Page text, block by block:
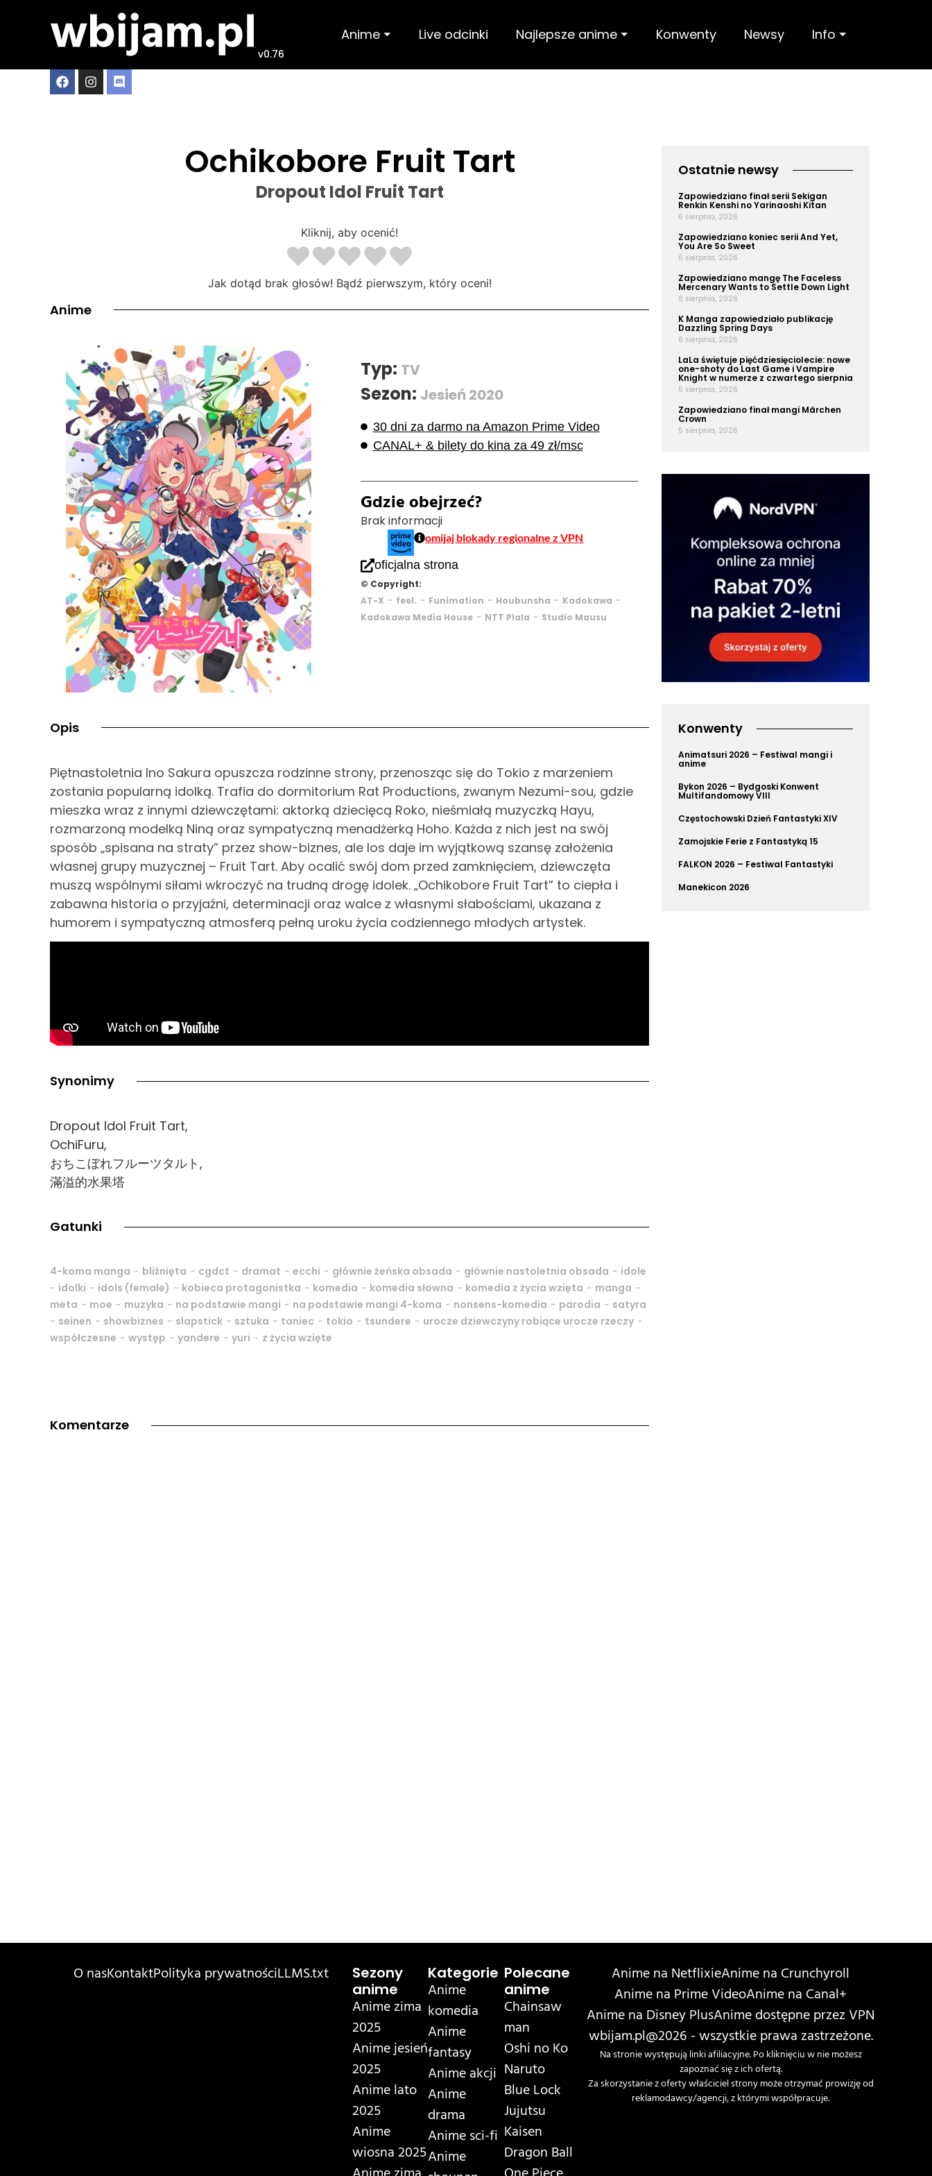
v0.76
Anime ⏷ Live odcinki Najlepsze anime ⏷ Konwenty Newsy Info ⏷
Ochikobore Fruit Tart
Dropout Idol Fruit Tart
Kliknij, aby ocenić!
Jak dotąd brak głosów! Bądź pierwszym, który oceni!
Anime
Typ: TV
Sezon: Jesień 2020
30 dni za darmo na Amazon Prime Video
CANAL+ & bilety do kina za 49 zł/msc
Gdzie obejrzeć?
Brak informacji
omijaj blokady regionalne z VPN
oficjalna strona
© Copyright:
AT-X - feel. - Funimation - Houbunsha - Kadokawa -
Kadokawa Media House - NTT Plala - Studio Mausu
Opis
Piętnastoletnia Ino Sakura opuszcza rodzinne strony, przenosząc się do Tokio z marzeniem
zostania popularną idolką. Trafia do dormitorium Rat Productions, zwanym Nezumi-sou, gdzie
mieszka wraz z innymi dziewczętami: aktorką dziecięcą Roko, nieśmiałą muzyczką Hayu,
rozmarzoną modelką Niną oraz sympatyczną menadżerką Hoho. Każda z nich jest na swój
sposób „spisana na straty” przez show-biznes, ale los daje im wyjątkową szansę założenia
własnej grupy muzycznej – Fruit Tart. Aby ocalić swój dom przed zamknięciem, dziewczęta
muszą wspólnymi siłami wkroczyć na trudną drogę idolek. „Ochikobore Fruit Tart” to ciepła i
zabawna historia o przyjaźni, determinacji oraz walce z własnymi słabościami, ukazana z
humorem i sympatyczną atmosferą pełną uroku życia codziennego młodych artystek.
Synonimy
Dropout Idol Fruit Tart,
OchiFuru,
おちこぼれフルーツタルト,
滿溢的水果塔
Gatunki
4-koma manga - bliźnięta - cgdct - dramat - ecchi - głównie żeńska obsada - głównie nastoletnia obsada - idole
- idolki - idols (female) - kobieca protagonistka - komedia - komedia słowna - komedia z życia wzięta - manga -
meta - moe - muzyka - na podstawie mangi - na podstawie mangi 4-koma - nonsens-komedia - parodia - satyra
- seinen - showbiznes - slapstick - sztuka - taniec - tokio - tsundere - urocze dziewczyny robiące urocze rzeczy -
współczesne - występ - yandere - yuri - z życia wzięte
Komentarze
Ostatnie newsy
Zapowiedziano finał serii Sekigan
Renkin Kenshi no Yarinaoshi Kitan
6 sierpnia, 2026
Zapowiedziano koniec serii And Yet,
You Are So Sweet
6 sierpnia, 2026
Zapowiedziano mangę The Faceless
Mercenary Wants to Settle Down Light
6 sierpnia, 2026
K Manga zapowiedziało publikację
Dazzling Spring Days
6 sierpnia, 2026
LaLa świętuje pięćdziesięciolecie: nowe
one-shoty do Last Game i Vampire
Knight w numerze z czwartego sierpnia
5 sierpnia, 2026
Zapowiedziano finał mangi Märchen
Crown
5 sierpnia, 2026
Konwenty
Animatsuri 2026 – Festiwal mangi i
anime
Bykon 2026 – Bydgoski Konwent
Multifandomowy VIII
Częstochowski Dzień Fantastyki XIV
Zamojskie Ferie z Fantastyką 15
FALKON 2026 – Festiwal Fantastyki
Manekicon 2026
O nasKontaktPolityka prywatnościLLMS.txt
Sezony
anime
Anime zima
2025
Anime jesień
2025
Anime lato
2025
Anime
wiosna 2025
Kategorie
Anime
komedia
Anime
fantasy
Anime akcji
Anime
drama
Anime sci-fi
Anime
Polecane
anime
Chainsaw
man
Oshi no Ko
Naruto
Blue Lock
Jujutsu
Kaisen
Dragon Ball
Anime na NetflixieAnime na Crunchyroll
Anime na Prime VideoAnime na Canal+
Anime na Disney PlusAnime dostępne przez VPN
wbijam.pl@2026 - wszystkie prawa zastrzeżone.
Na stronie występują linki afiliacyjne. Po kliknięciu w nie możesz
zapoznać się z ich ofertą.
Za skorzystanie z oferty właściciel strony może otrzymać prowizję od
reklamodawcy/agencji, z którymi współpracuje.